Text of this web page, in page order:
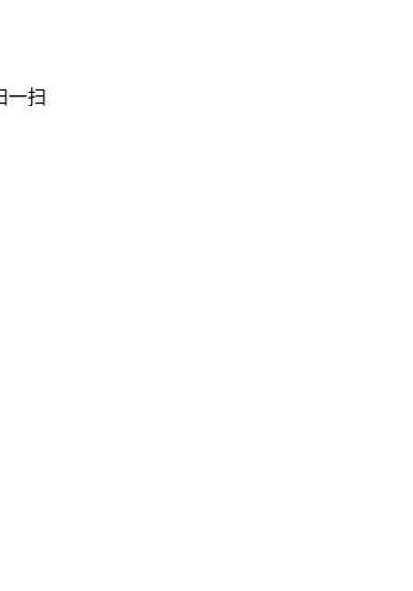
一扫